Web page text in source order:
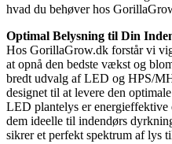
hvad du behøver hos
Optimal Belysning til Din
Hos GorillaGrow.dk forstår vi
at opnå den bedste vækst og
bredt udvalg af LED og HPS/
designet til at levere den
LED plantelys er
dem ideelle til indendørs
sikrer et perfekt spektrum af lys